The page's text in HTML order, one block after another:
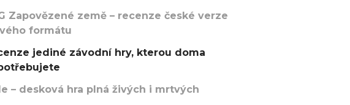
Zapovězené země – recenze české verze
formátu
jediné závodní hry, kterou doma
– desková hra plná živých i mrtvých